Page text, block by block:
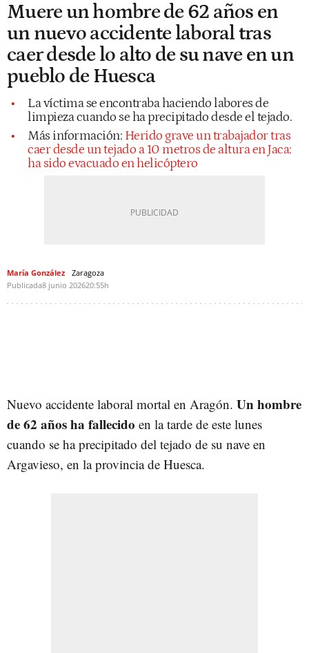
Muere un hombre de 62 años en
un nuevo accidente laboral tras
caer desde lo alto de su nave en un
pueblo de Huesca
La víctima se encontraba haciendo labores de
limpieza cuando se ha precipitado desde el tejado.
Más información: Herido grave un trabajador tras
caer desde un tejado a 10 metros de altura en Jaca:
ha sido evacuado en helicóptero
María González
Zaragoza
Publicada8 junio 202620:55h
Nuevo accidente laboral mortal en Aragón. Un hombre
de 62 años ha fallecido en la tarde de este lunes
cuando se ha precipitado del tejado de su nave en
Argavieso, en la provincia de Huesca.